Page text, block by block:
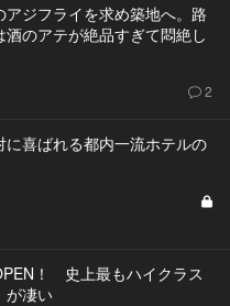
アジフライを求め築地へ。路
酒のアテが絶品すぎて悶絶し
2
に喜ばれる都内一流ホテルの
！ 史上最もハイクラス
が凄い